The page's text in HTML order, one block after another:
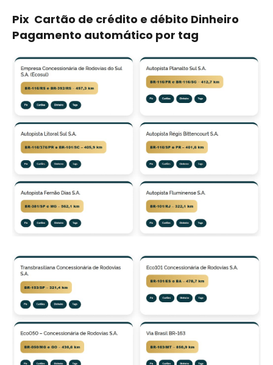
Pix Cartão de crédito e débito Dinheiro ️
Pagamento automático por tag